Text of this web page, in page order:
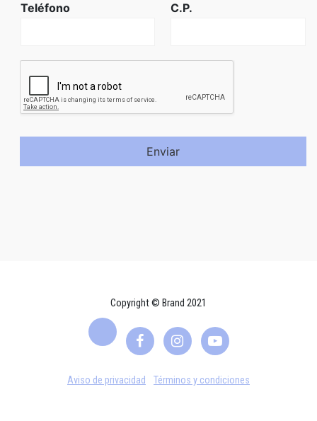
Teléfono C.P.
Enviar
Copyright © Brand 2021
Aviso de privacidad Términos y condiciones